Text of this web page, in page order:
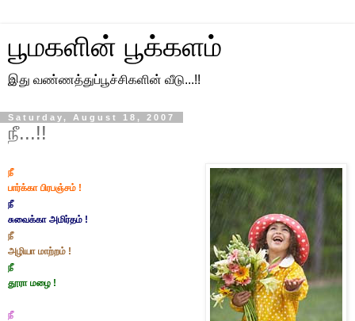
பூமகளின் பூக்களம்
இது வண்ணத்துப்பூச்சிகளின் வீடு...!!
Saturday, August 18, 2007
நீ...!!
நீ
பார்க்கா பிரபஞ்சம் !
நீ
சுவைக்கா அமிர்த‌ம் !
நீ
அழியா மாற்ற‌ம் !
நீ
தூரா மழை !
நீ